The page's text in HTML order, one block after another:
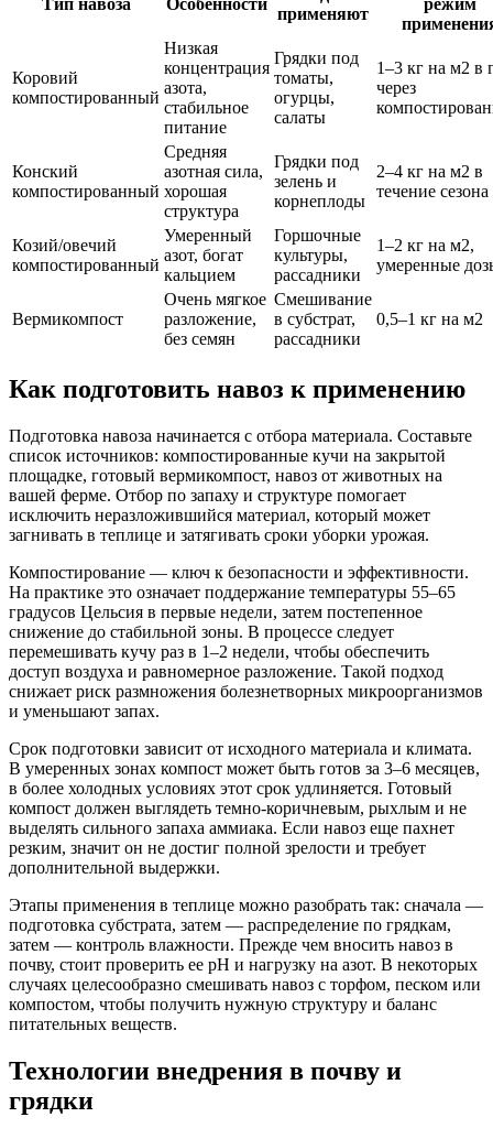
Тип навоза Особенности
применяют
режим
Коровий
компостированный
Низкая
концентрация
азота,
стабильное
питание
Грядки под
томаты,
огурцы,
салаты
1–3 кг на м2 в
через
Конский
компостированный
Средняя
азотная сила,
хорошая
структура
Грядки под
зелень и
корнеплоды
2–4 кг на м2 в
течение сезона
Козий/овечий
компостированный
Умеренный
азот, богат
кальцием
Горшочные
культуры,
рассадники
1–2 кг на м2,
умеренные
Вермикомпост
Очень мягкое
разложение,
без семян
Смешивание
в субстрат,
рассадники
0,5–1 кг на м2
Как подготовить навоз к применению
Подготовка навоза начинается с отбора материала. Составьте
список источников: компостированные кучи на закрытой
площадке, готовый вермикомпост, навоз от животных на
вашей ферме. Отбор по запаху и структуре помогает
исключить неразложившийся материал, который может
загнивать в теплице и затягивать сроки уборки урожая.
Компостирование — ключ к безопасности и эффективности.
На практике это означает поддержание температуры 55–65
градусов Цельсия в первые недели, затем постепенное
снижение до стабильной зоны. В процессе следует
перемешивать кучу раз в 1–2 недели, чтобы обеспечить
доступ воздуха и равномерное разложение. Такой подход
снижает риск размножения болезнетворных микроорганизмов
и уменьшают запах.
Срок подготовки зависит от исходного материала и климата.
В умеренных зонах компост может быть готов за 3–6 месяцев,
в более холодных условиях этот срок удлиняется. Готовый
компост должен выглядеть темно-коричневым, рыхлым и не
выделять сильного запаха аммиака. Если навоз еще пахнет
резким, значит он не достиг полной зрелости и требует
дополнительной выдержки.
Этапы применения в теплице можно разобрать так: сначала —
подготовка субстрата, затем — распределение по грядкам,
затем — контроль влажности. Прежде чем вносить навоз в
почву, стоит проверить ее рН и нагрузку на азот. В некоторых
случаях целесообразно смешивать навоз с торфом, песком или
компостом, чтобы получить нужную структуру и баланс
питательных веществ.
Технологии внедрения в почву и
грядки